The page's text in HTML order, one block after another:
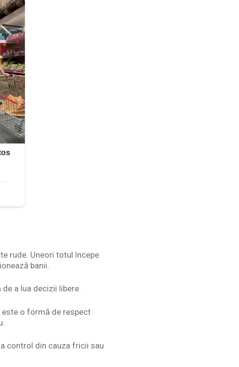
rude. Uneori totul începe
banii.
a lua decizii libere.
o formă de respect
control din cauza fricii sau